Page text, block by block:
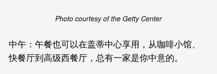
Photo courtesy of the Getty Center
中午：午餐也可以在盖蒂中心享用，从咖啡小馆、
快餐厅到高级西餐厅，总有一家是你中意的。